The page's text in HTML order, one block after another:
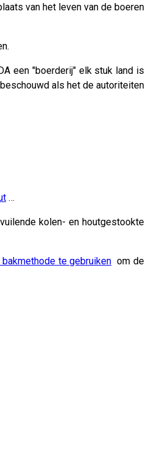
van het leven van de boeren
een "boerderij" elk stuk land is
als het de autoriteiten
…
kolen- en houtgestookte
te gebruiken om de